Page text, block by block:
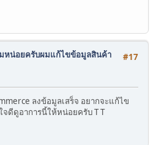
#17
หน่อยครับผมแก้ไขข้อมูลสินค้า
ลงข้อมูลเสร็จ อยากจะแก้ไข
ดีดูอาการนี้ให้หน่อยครับ T T